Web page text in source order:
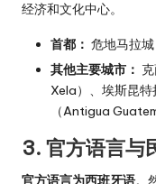
经济和文化中心。
首都： 危地马拉
其他主要城市：
Xela）、埃斯昆
（Antigua
3. 官方语言与
官方语言为西班牙语。